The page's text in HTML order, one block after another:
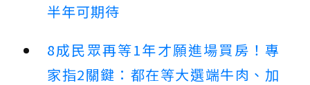
半年可期待
8成民眾再等1年才願進場買房！專
家指2關鍵：都在等大選端牛肉、加